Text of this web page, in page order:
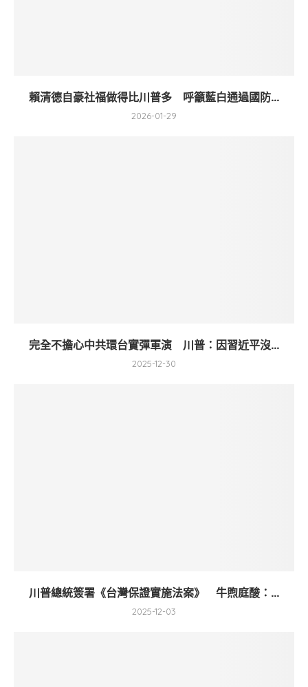
賴清德自豪社福做得比川普多 呼籲藍白通過國防...
2026-01-29
完全不擔心中共環台實彈軍演 川普：因習近平沒...
2025-12-30
川普總統簽署《台灣保證實施法案》 牛煦庭酸：...
2025-12-03